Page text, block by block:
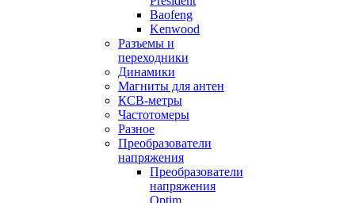
Baofeng
Kenwood
Разъемы и
переходники
Динамики
Магниты для антен
КСВ-метры
Частотомеры
Разное
Преобразователи
напряжения
Преобразователи
напряжения
Optim